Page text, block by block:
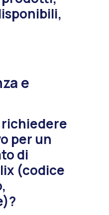
e
richiedere
per un
di
(codice